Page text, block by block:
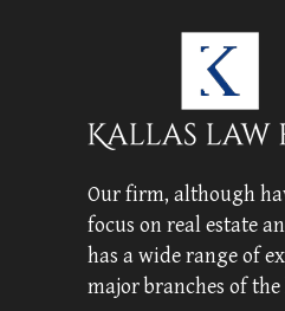
Our firm, although
focus on real estate
has a wide range of
major branches of the